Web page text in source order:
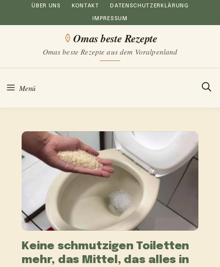
Inhalt
ÜBER UNS KONTAKT DATENSCHUTZERKLÄRUNG
IMPRESSUM
Omas beste Rezepte
Omas beste Rezepte aus dem Voralpenland
Menü
Keine schmutzigen Toiletten
mehr, das Mittel, das alles in